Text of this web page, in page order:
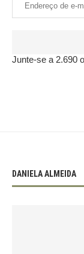
Junte-se a 2.690
DANIELA ALMEIDA